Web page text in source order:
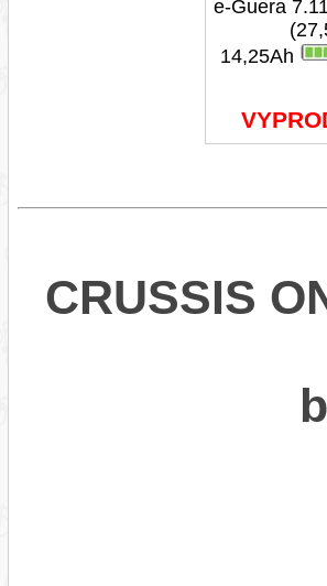
e-Guera
14,25Ah
CRUSSIS